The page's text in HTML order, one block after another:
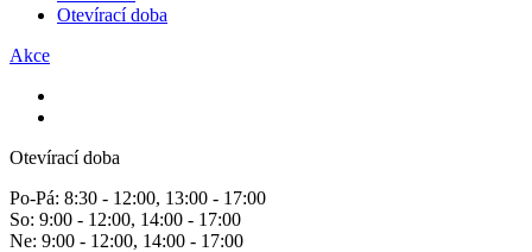
Otevírací doba
Akce
Otevírací doba
Po-Pá: 8:30 - 12:00, 13:00 - 17:00
So: 9:00 - 12:00, 14:00 - 17:00
Ne: 9:00 - 12:00, 14:00 - 17:00